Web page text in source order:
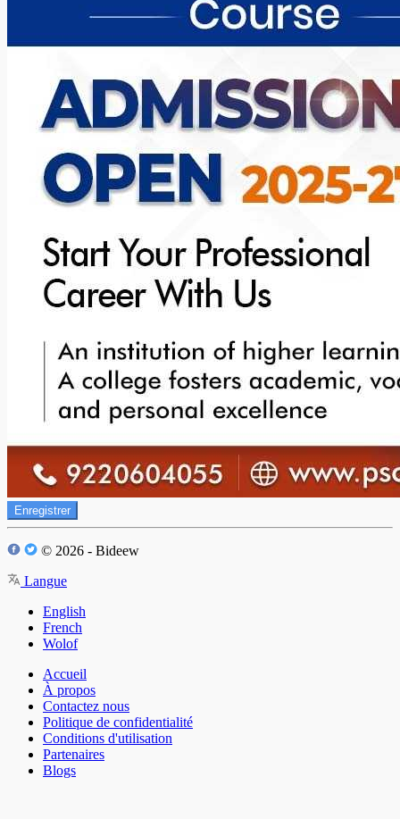
Enregistrer
© 2026 - Bideew
Langue
English
French
Wolof
Accueil
À propos
Contactez nous
Politique de confidentialité
Conditions d'utilisation
Partenaires
Blogs